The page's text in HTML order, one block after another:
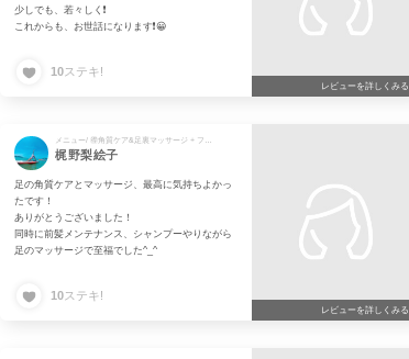
少しでも、若々しく❗
これからも、お世話になります❗😀
10ステキ!
レビューを詳しくみる
梶野梨絵子
足の角質ケアとマッサージ、最高に気持ちよかっ
たです！
ありがとうございました！
同時に前髪メンテナンス、シャンプーやりながら
足のマッサージで至福でした^_^
10ステキ!
レビューを詳しくみる